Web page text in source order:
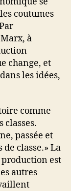
coutumes
à
change, et
les idées,
comme
passée et
classe.» La
est
autres